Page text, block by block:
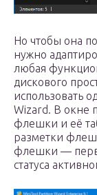
Но чтобы она
нужно
любая
дискового
использовать
Wizard. В окне
флешки и её
разметки
флешки —
статуса